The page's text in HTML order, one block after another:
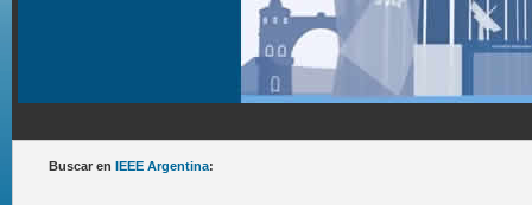
Buscar en IEEE Argentina: